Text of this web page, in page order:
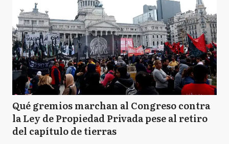
Qué gremios marchan al Congreso contra
la Ley de Propiedad Privada pese al retiro
del capítulo de tierras